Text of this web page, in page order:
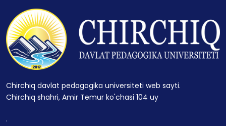
Chirchiq davlat pedagogika universiteti web sayti.
Chirchiq shahri, Amir Temur ko'chasi 104 uy
.